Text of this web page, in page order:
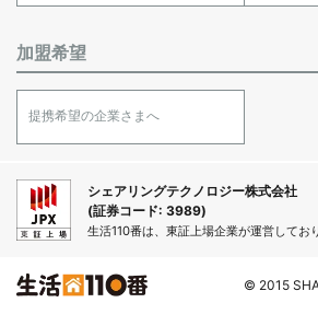
加盟希望
提携希望の企業さまへ
シェアリングテクノロジー株式会社
(証券コード: 3989)
生活110番は、東証上場企業が運営してお
© 2015